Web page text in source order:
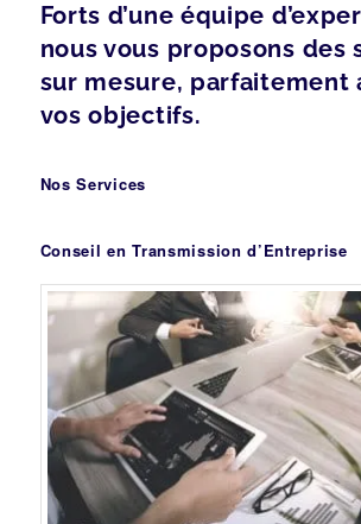
Forts d’une équipe
nous vous proposons des
sur mesure, parfaitement
vos objectifs.
Nos Services
Conseil en Transmission d’Entreprise